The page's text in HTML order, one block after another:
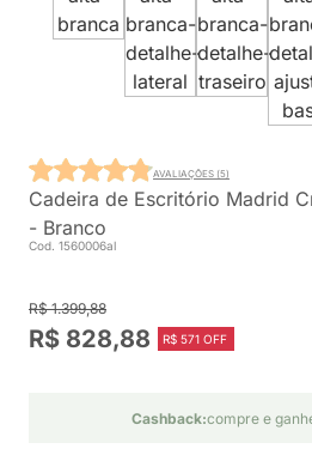
Cadeira de Escritório Madrid
- Branco
Cod. 1560006al
AVALIAÇÕES (5)
R$ 1.399,88
R$ 828,88 R$ 571 OFF
Cashback:compre e